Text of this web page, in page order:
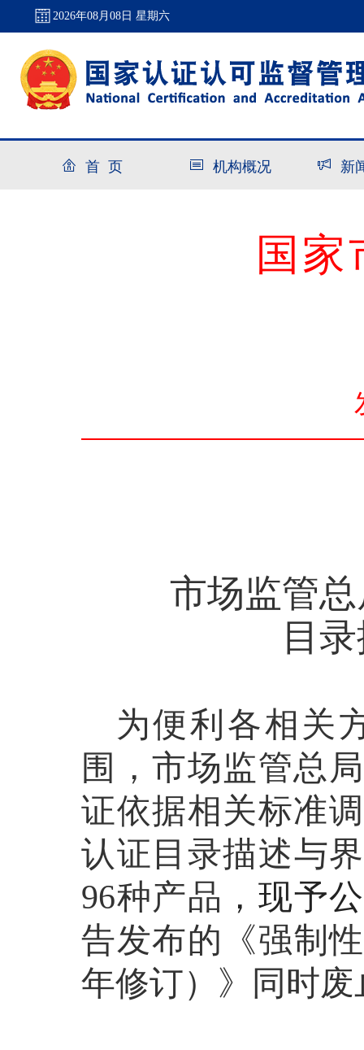
2026年08月08日 星期六
首 页 机构概况 新
国
市场监管
目
为便利各相关
围，市场监管总
证依据相关标准
认证目录描述与
96种产品 ，现予公
告发布的《强制
年修订）》同时废